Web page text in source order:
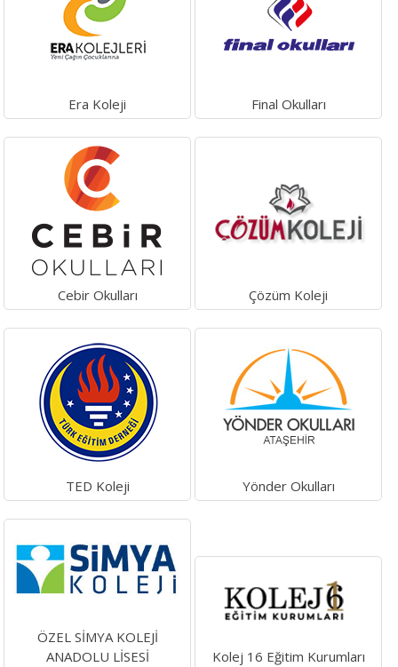
Era Koleji Final Okulları
Cebir Okulları Çözüm Koleji
TED Koleji Yönder Okulları
ÖZEL SİMYA KOLEJİ
ANADOLU LİSESİ
Kolej 16 Eğitim Kurumları